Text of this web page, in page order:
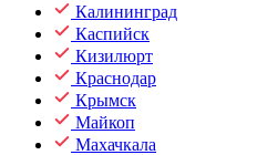
Калининград
Каспийск
Кизилюрт
Краснодар
Крымск
Майкоп
Махачкала